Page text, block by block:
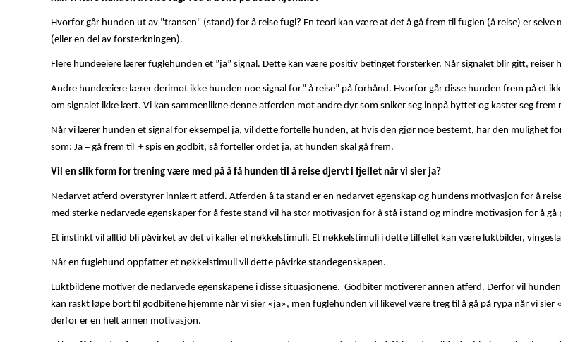
Hvorfor går hunden ut av "transen" (stand) for å reise fugl? En teori kan være at det å gå frem til fuglen (å reise) er
(eller en del av forsterkningen).
Flere hundeeiere lærer fuglehunden et ”ja” signal. Dette kan være positiv betinget forsterker. Når signalet blir gitt, reiser
Andre hundeeiere lærer derimot ikke hunden noe signal for” å reise” på forhånd. Hvorfor går disse hunden frem på et
om signalet ikke lært. Vi kan sammenlikne denne atferden mot andre dyr som sniker seg innpå byttet og kaster seg frem
Når vi lærer hunden et signal for eksempel ja, vil dette fortelle hunden, at hvis den gjør noe bestemt, har den mulighet
som: Ja = gå frem til + spis en godbit, så forteller ordet ja, at hunden skal gå frem.
Vil en slik form for trening være med på å få hunden til å reise djervt i fjellet når vi sier ja?
Nedarvet atferd overstyrer innlært atferd. Atferden å ta stand er en nedarvet egenskap og hundens motivasjon for å
med sterke nedarvede egenskaper for å feste stand vil ha stor motivasjon for å stå i stand og mindre motivasjon for å gå
Et instinkt vil alltid bli påvirket av det vi kaller et nøkkelstimuli. Et nøkkelstimuli i dette tilfellet kan være luktbilder,
Når en fuglehund oppfatter et nøkkelstimuli vil dette påvirke standegenskapen.
Luktbildene motiver de nedarvede egenskapene i disse situasjonene. Godbiter motiverer annen atferd. Derfor vil
kan raskt løpe bort til godbitene hjemme når vi sier «ja», men fuglehunden vil likevel være treg til å gå på rypa når vi
derfor er en helt annen motivasjon.